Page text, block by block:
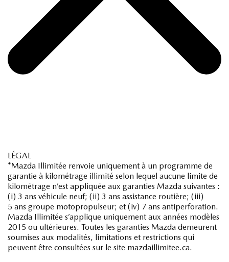
LÉGAL
*Mazda Illimitée renvoie uniquement à un programme de
garantie à kilométrage illimité selon lequel aucune limite de
kilométrage n’est appliquée aux garanties Mazda suivantes :
(i) 3 ans véhicule neuf; (ii) 3 ans assistance routière; (iii)
5 ans groupe motopropulseur; et (iv) 7 ans antiperforation.
Mazda Illimitée s’applique uniquement aux années modèles
2015 ou ultérieures. Toutes les garanties Mazda demeurent
soumises aux modalités, limitations et restrictions qui
peuvent être consultées sur le site mazdaillimitee.ca.